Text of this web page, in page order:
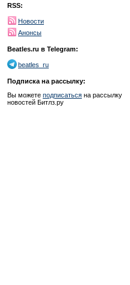
RSS:
Новости
Анонсы
Beatles.ru в Telegram:
beatles_ru
Подписка на рассылку:
Вы можете подписаться на рассылку
новостей Битлз.ру